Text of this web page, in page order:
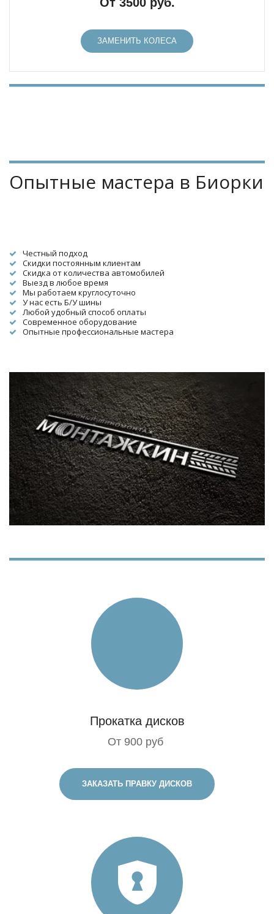
ЗАМЕНИТЬ КОЛЕСА
Опытные мастера в Биорки
Честный подход
Скидки постоянным клиентам
Скидка от количества автомобилей
Выезд в любое время
Мы работаем круглосуточно
У нас есть Б/У шины
Любой удобный способ оплаты
Современное оборудование
Опытные профессиональные мастера
Прокатка дисков
От 900 руб
ЗАКАЗАТЬ ПРАВКУ ДИСКОВ